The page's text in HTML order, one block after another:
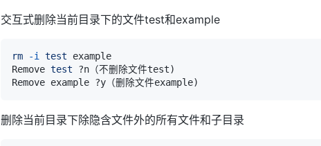
交互式删除当前目录下的文件test和example
rm -i test
Remove test ?n（不删除文件test)
Remove example ?y（删除文件example)
删除当前目录下除隐含文件外的所有文件和子目录